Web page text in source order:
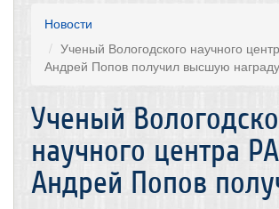
Новости
Ученый Вологодского научного
Андрей Попов получил высшую
Ученый
научного центра
Андрей Попов